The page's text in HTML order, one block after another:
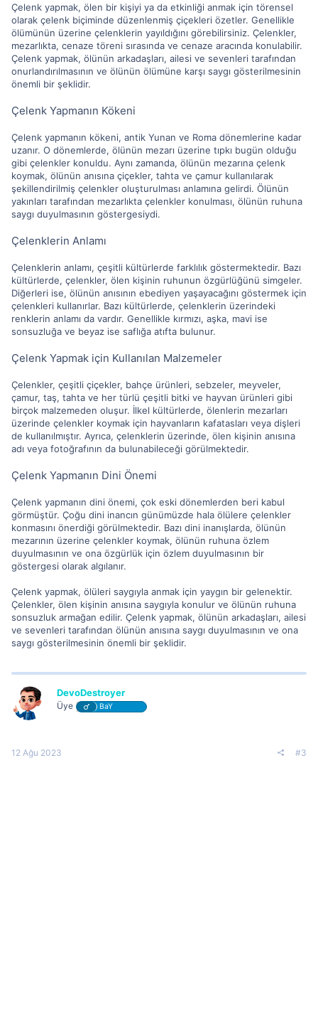
Çelenk yapmak, ölen bir kişiyi ya da etkinliği anmak için törensel
olarak çelenk biçiminde düzenlenmiş çiçekleri özetler. Genellikle
ölümünün üzerine çelenklerin yayıldığını görebilirsiniz. Çelenkler,
mezarlıkta, cenaze töreni sırasında ve cenaze aracında konulabilir.
Çelenk yapmak, ölünün arkadaşları, ailesi ve sevenleri tarafından
onurlandırılmasının ve ölünün ölümüne karşı saygı gösterilmesinin
önemli bir şeklidir.
Çelenk Yapmanın Kökeni
Çelenk yapmanın kökeni, antik Yunan ve Roma dönemlerine kadar
uzanır. O dönemlerde, ölünün mezarı üzerine tıpkı bugün olduğu
gibi çelenkler konuldu. Aynı zamanda, ölünün mezarına çelenk
koymak, ölünün anısına çiçekler, tahta ve çamur kullanılarak
şekillendirilmiş çelenkler oluşturulması anlamına gelirdi. Ölünün
yakınları tarafından mezarlıkta çelenkler konulması, ölünün ruhuna
saygı duyulmasının göstergesiydi.
Çelenklerin Anlamı
Çelenklerin anlamı, çeşitli kültürlerde farklılık göstermektedir. Bazı
kültürlerde, çelenkler, ölen kişinin ruhunun özgürlüğünü simgeler.
Diğerleri ise, ölünün anısının ebediyen yaşayacağını göstermek için
çelenkleri kullanırlar. Bazı kültürlerde, çelenklerin üzerindeki
renklerin anlamı da vardır. Genellikle kırmızı, aşka, mavi ise
sonsuzluğa ve beyaz ise saflığa atıfta bulunur.
Çelenk Yapmak için Kullanılan Malzemeler
Çelenkler, çeşitli çiçekler, bahçe ürünleri, sebzeler, meyveler,
çamur, taş, tahta ve her türlü çeşitli bitki ve hayvan ürünleri gibi
birçok malzemeden oluşur. İlkel kültürlerde, ölenlerin mezarları
üzerinde çelenkler koymak için hayvanların kafatasları veya dişleri
de kullanılmıştır. Ayrıca, çelenklerin üzerinde, ölen kişinin anısına
adı veya fotoğrafının da bulunabileceği görülmektedir.
Çelenk Yapmanın Dini Önemi
Çelenk yapmanın dini önemi, çok eski dönemlerden beri kabul
görmüştür. Çoğu dini inancın günümüzde hala ölülere çelenkler
konmasını önerdiği görülmektedir. Bazı dini inanışlarda, ölünün
mezarının üzerine çelenkler koymak, ölünün ruhuna özlem
duyulmasının ve ona özgürlük için özlem duyulmasının bir
göstergesi olarak algılanır.
Çelenk yapmak, ölüleri saygıyla anmak için yaygın bir gelenektir.
Çelenkler, ölen kişinin anısına saygıyla konulur ve ölünün ruhuna
sonsuzluk armağan edilir. Çelenk yapmak, ölünün arkadaşları, ailesi
ve sevenleri tarafından ölünün anısına saygı duyulmasının ve ona
saygı gösterilmesinin önemli bir şeklidir.
DevoDestroyer
Üye BaY
12 Ağu 2023 #3